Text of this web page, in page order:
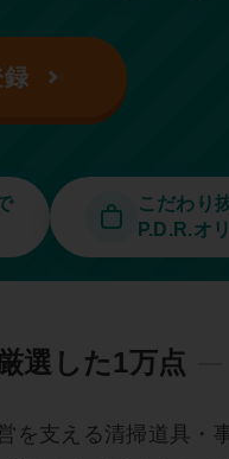
こだわり
P.D.R.オ
選した1万点
支える清掃道具・